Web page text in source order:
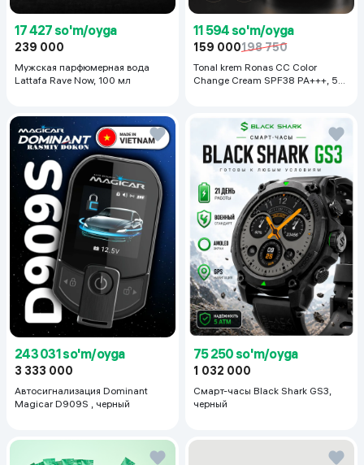
17 427 so'm/oyga
239 000
Мужская парфюмерная вода
Lattafa Rave Now, 100 мл
11 594 so'm/oyga
159 000198 750
Tonal krem Ronas CC Color
Change Cream SPF38 PA+++, 50
243 031 so'm/oyga
3 333 000
Автосигнализация Dominant
Magicar D909S , черный
75 250 so'm/oyga
1 032 000
Смарт-часы Black Shark GS3,
черный